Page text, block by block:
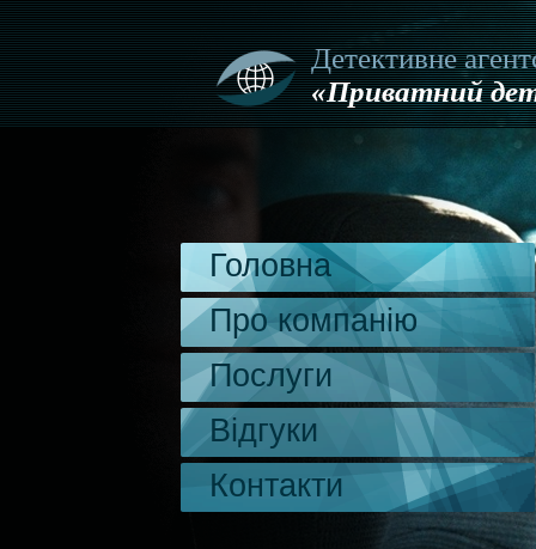
Детективне
«Приватний
Головна
Про компанію
Послуги
Відгуки
Контакти